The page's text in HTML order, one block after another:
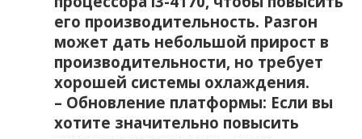
его производительность. Разгон
может дать небольшой прирост в
производительности‚ но требует
хорошей системы охлаждения.
– Обновление платформы: Если вы
хотите значительно повысить